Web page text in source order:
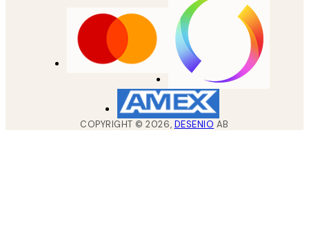
COPYRIGHT ©2026, DESENIO AB